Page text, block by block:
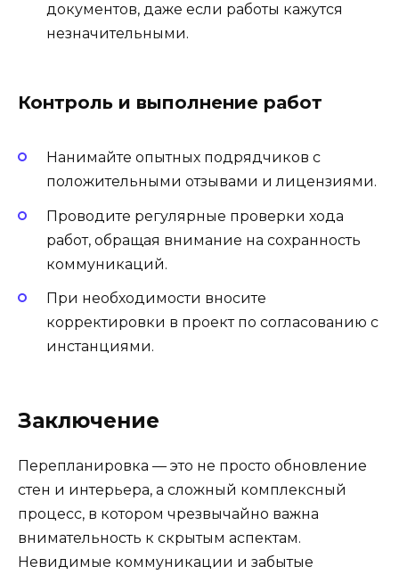
документов, даже если работы кажутся
незначительными.
Контроль и выполнение работ
Нанимайте опытных подрядчиков с
положительными отзывами и лицензиями.
Проводите регулярные проверки хода
работ, обращая внимание на сохранность
коммуникаций.
При необходимости вносите
корректировки в проект по согласованию с
инстанциями.
Заключение
Перепланировка — это не просто обновление
стен и интерьера, а сложный комплексный
процесс, в котором чрезвычайно важна
внимательность к скрытым аспектам.
Невидимые коммуникации и забытые